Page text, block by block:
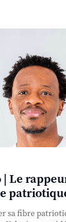
Le
sa fibre